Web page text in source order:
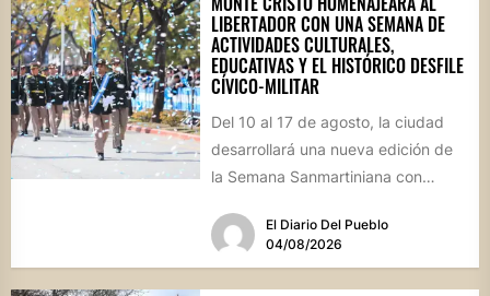
LIBERTADOR CON UNA SEMANA DE
ACTIVIDADES CULTURALES,
EDUCATIVAS Y EL HISTÓRICO DESFILE
CÍVICO-MILITAR
Del 10 al 17 de agosto, la ciudad
desarrollará una nueva edición de
la Semana Sanmartiniana con
El Diario Del Pueblo
04/08/2026